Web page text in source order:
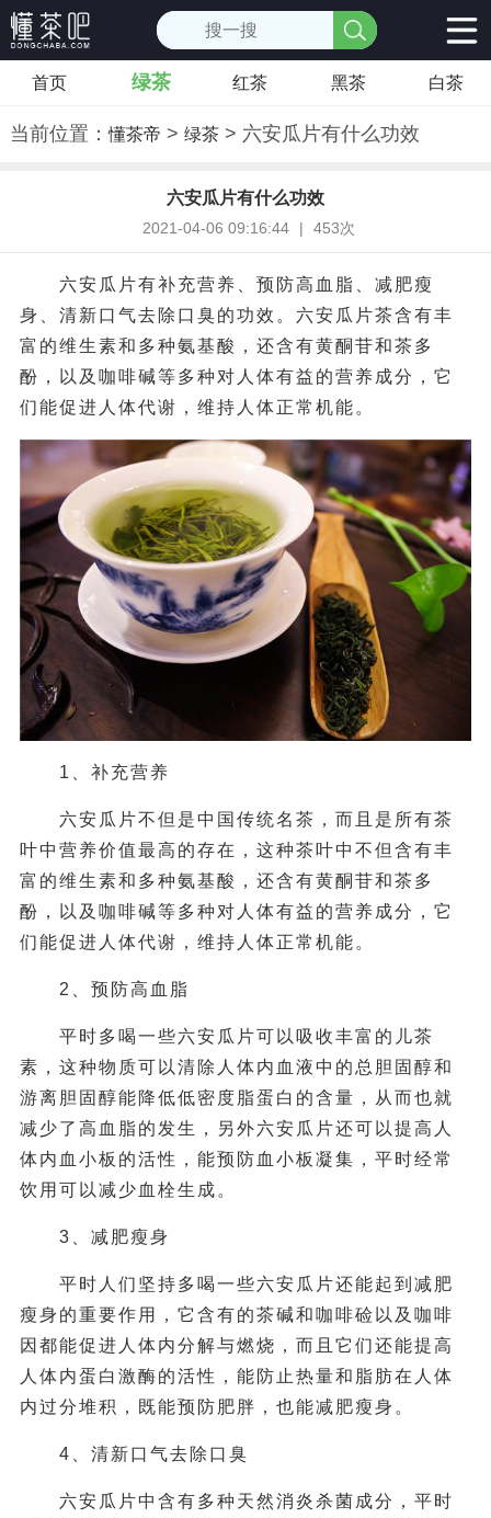
首页 绿茶 红茶 黑茶 白茶
当前位置：懂茶帝 > 绿茶> 六安瓜片有什么功效
六安瓜片有什么功效
2021-04-06 09:16:44 | 453次
六安瓜片有补充营养、预防高血脂、减肥瘦
身、清新口气去除口臭的功效。六安瓜片茶含有丰
富的维生素和多种氨基酸，还含有黄酮苷和茶多
酚，以及咖啡碱等多种对人体有益的营养成分，它
们能促进人体代谢，维持人体正常机能。
1、补充营养
六安瓜片不但是中国传统名茶，而且是所有茶
叶中营养价值最高的存在，这种茶叶中不但含有丰
富的维生素和多种氨基酸，还含有黄酮苷和茶多
酚，以及咖啡碱等多种对人体有益的营养成分，它
们能促进人体代谢，维持人体正常机能。
2、预防高血脂
平时多喝一些六安瓜片可以吸收丰富的儿茶
素，这种物质可以清除人体内血液中的总胆固醇和
游离胆固醇能降低低密度脂蛋白的含量，从而也就
减少了高血脂的发生，另外六安瓜片还可以提高人
体内血小板的活性，能预防血小板凝集，平时经常
饮用可以减少血栓生成。
3、减肥瘦身
平时人们坚持多喝一些六安瓜片还能起到减肥
瘦身的重要作用，它含有的茶碱和咖啡硷以及咖啡
因都能促进人体内分解与燃烧，而且它们还能提高
人体内蛋白激酶的活性，能防止热量和脂肪在人体
内过分堆积，既能预防肥胖，也能减肥瘦身。
4、 清新口气去除口臭
六安瓜片中含有多种天然消炎杀菌成分，平时